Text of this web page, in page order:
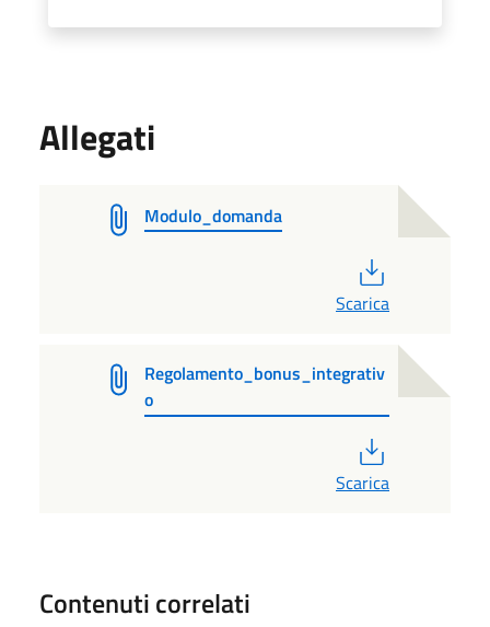
Allegati
Modulo_domanda
Scarica
Regolamento_bonus_integrativ
o
Scarica
Contenuti correlati